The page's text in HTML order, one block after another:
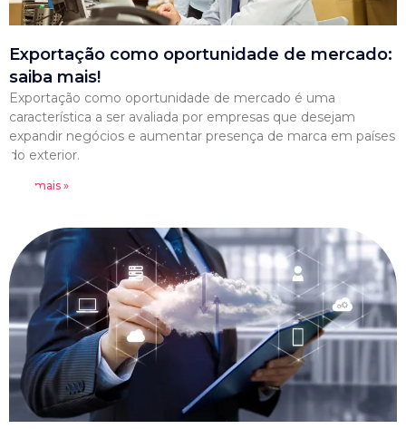
Exportação como oportunidade de mercado:
saiba mais!
Exportação como oportunidade de mercado é uma
característica a ser avaliada por empresas que desejam
expandir negócios e aumentar presença de marca em países
do exterior.
Leia mais »